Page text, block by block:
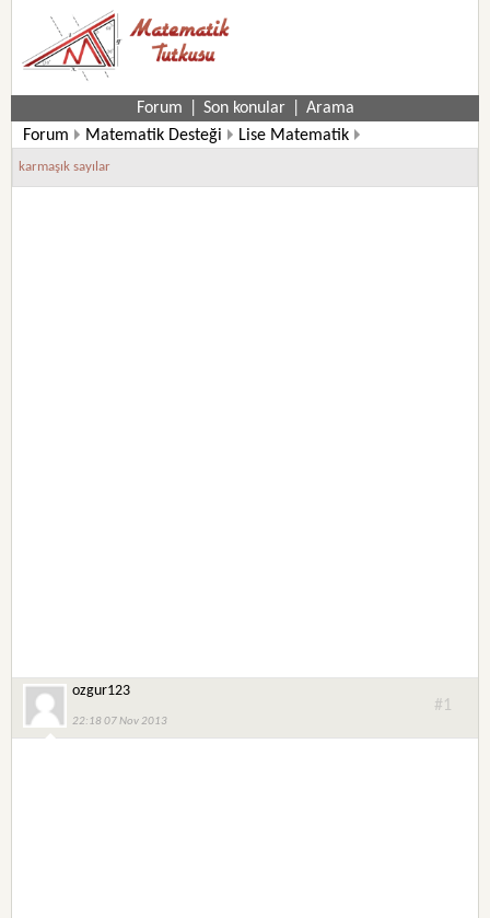
Forum Son konular
Arama
Forum
Matematik Desteği
Lise Matematik
11. Sınıf Matematik Soruları
karmaşık sayılar
ozgur123
22:18 07 Nov 2013
#1